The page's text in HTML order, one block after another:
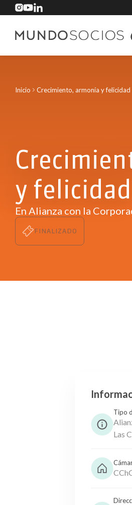
Inicio Crecimiento, armonía y felicidad
y felicidad
En Alianza con la
FINALIZADO
Tipo
Las